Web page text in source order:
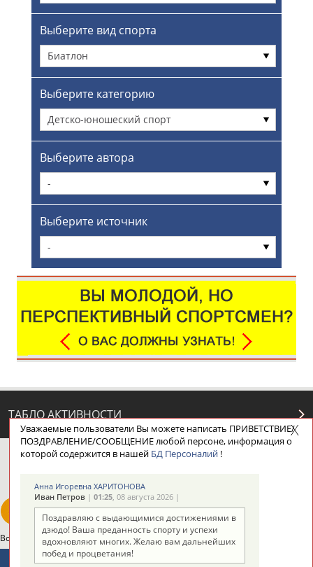
Выберите вид спорта
Биатлон
Выберите категорию
Детско-юношеский спорт
Выберите автора
-
Выберите источник
-
ТАБЛО АКТИВНОСТИ
ЦЕЛИ ПРОЕКТА НАШИ КНОПКИ
Вопросы сотрудничества и совместной деятельностиinform@infosport.ru
Адресов в новостной рассылке: 997
Уважаемые пользователи Вы можете написать ПРИВЕТСТВИЕ/
ПОЗДРАВЛЕНИЕ/СООБЩЕНИЕ любой персоне, информация о
которой содержится в нашей БД Персоналий!
Анна Игоревна ХАРИТОНОВА
Иван Петров| 01:25, 08 августа 2026 |
Поздравляю с выдающимися достижениями в
дзюдо! Ваша преданность спорту и успехи
вдохновляют многих. Желаю вам дальнейших
побед и процветания!